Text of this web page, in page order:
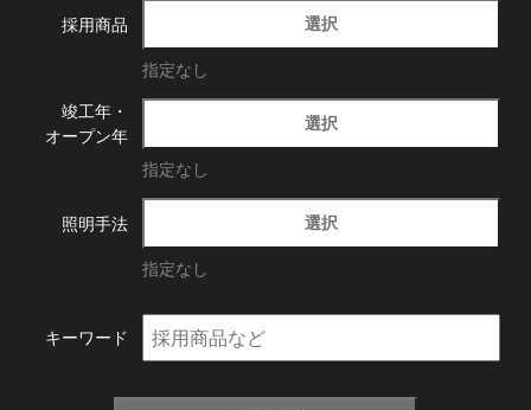
採用商品 選択
指定なし
竣工年・
オープン年
選択
指定なし
照明手法 選択
指定なし
キーワード